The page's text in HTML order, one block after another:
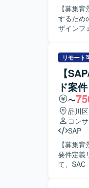
【募集
するための要員を募集
ザインフ
ッション
複数の
ドして
ト作成や
力】 食
を活かし
通じて、
発環境】
リモート
【
ド案件
〜
品川区
コン
SAP
【募集
要件定義リード人材
て、SAC